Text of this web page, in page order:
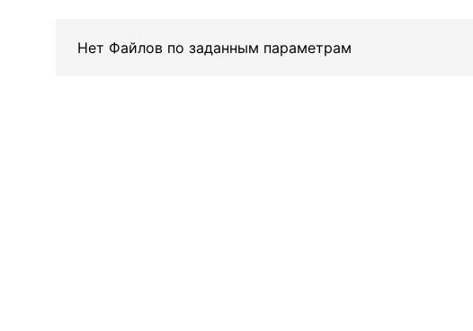
Нет Файлов по заданным параметрам